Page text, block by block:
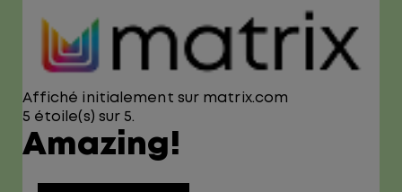
Affiché initialement sur matrix.com
5 étoile(s) sur 5.
Amazing!